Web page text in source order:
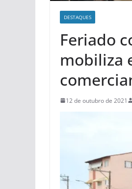
DESTAQUES
Feriado
mobiliza
12 de outubro de 2021